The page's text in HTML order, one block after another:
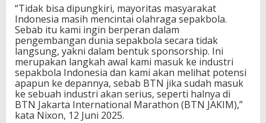
“Tidak bisa dipungkiri, mayoritas masyarakat
Indonesia masih mencintai olahraga sepakbola.
Sebab itu kami ingin berperan dalam
pengembangan dunia sepakbola secara tidak
langsung, yakni dalam bentuk sponsorship. Ini
merupakan langkah awal kami masuk ke industri
sepakbola Indonesia dan kami akan melihat potensi
apapun ke depannya, sebab BTN jika sudah masuk
ke sebuah industri akan serius, seperti halnya di
BTN Jakarta International Marathon (BTN JAKIM),”
kata Nixon, 12 Juni 2025.